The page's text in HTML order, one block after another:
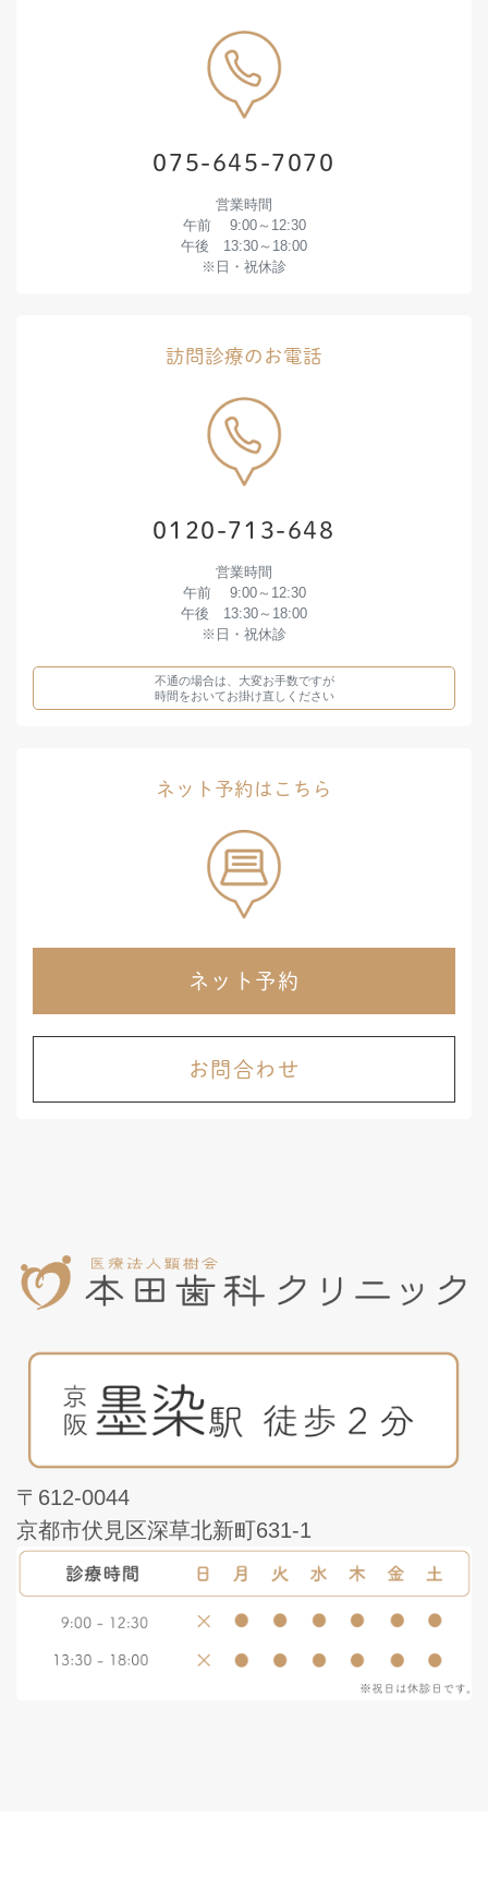
075-645-7070
営業時間
午前 9:00～12:30
午後 13:30～18:00
※日・祝休診
訪問診療のお電話
0120-713-648
営業時間
午前 9:00～12:30
午後 13:30～18:00
※日・祝休診
不通の場合は、大変お手数ですが
時間をおいてお掛け直しください
ネット予約はこちら
ネット予約
お問合わせ
〒612-0044
京都市伏見区深草北新町631-1